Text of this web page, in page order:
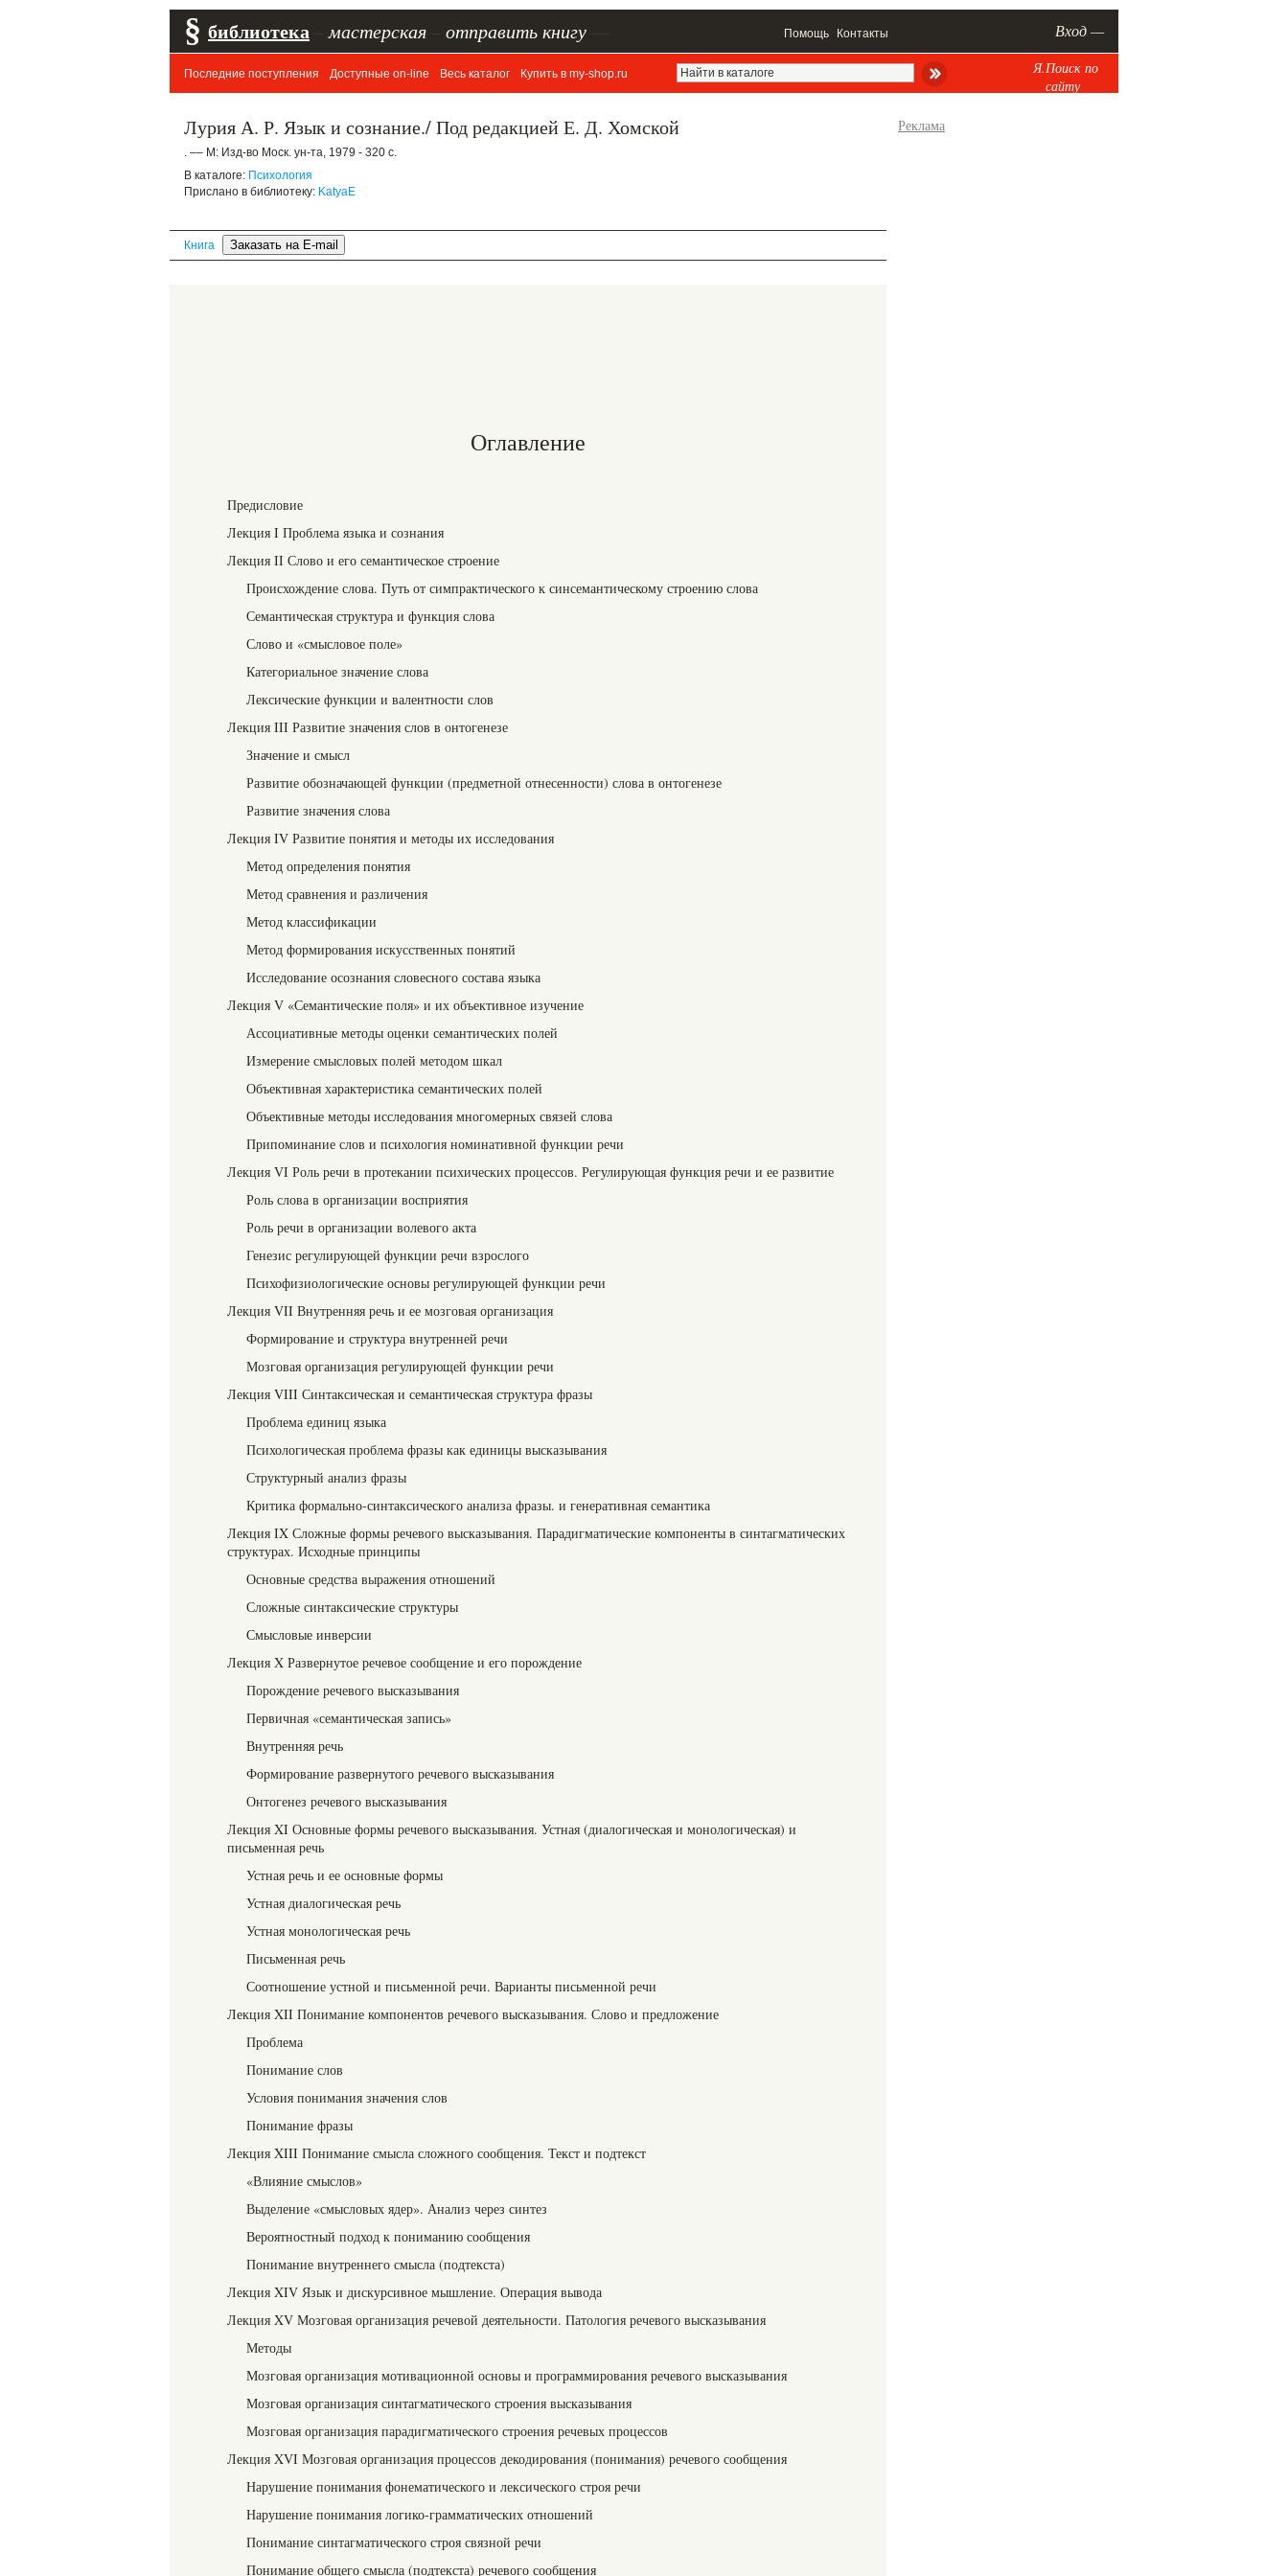
§ библиотека мастерская отправить книгу Помощь Контакты Вход —
Последние поступления Доступные on-line Весь каталог Купить в my-shop.ru
Я.Поиск по
сайту
Лурия А. Р. Язык и сознание./ Под редакцией Е. Д. Хомской
. –– М: Изд-во Моск. ун-та, 1979 - 320 с.
В каталоге: Психология
Прислано в библиотеку: KatyaE
Книга
Оглавление
Предисловие
Лекция I Проблема языка и сознания
Лекция II Слово и его семантическое строение
Происхождение слова. Путь от симпрактического к синсемантическому строению слова
Семантическая структура и функция слова
Слово и «смысловое поле»
Категориальное значение слова
Лексические функции и валентности слов
Лекция III Развитие значения слов в онтогенезе
Значение и смысл
Развитие обозначающей функции (предметной отнесенности) слова в онтогенезе
Развитие значения слова
Лекция IV Развитие понятия и методы их исследования
Метод определения понятия
Метод сравнения и различения
Метод классификации
Метод формирования искусственных понятий
Исследование осознания словесного состава языка
Лекция V «Семантические поля» и их объективное изучение
Ассоциативные методы оценки семантических полей
Измерение смысловых полей методом шкал
Объективная характеристика семантических полей
Объективные методы исследования многомерных связей слова
Припоминание слов и психология номинативной функции речи
Лекция VI Роль речи в протекании психических процессов. Регулирующая функция речи и ее развитие
Роль слова в организации восприятия
Роль речи в организации волевого акта
Генезис регулирующей функции речи взрослого
Психофизиологические основы регулирующей функции речи
Лекция VII Внутренняя речь и ее мозговая организация
Формирование и структура внутренней речи
Мозговая организация регулирующей функции речи
Лекция VIII Синтаксическая и семантическая структура фразы
Проблема единиц языка
Психологическая проблема фразы как единицы высказывания
Структурный анализ фразы
Критика формально-синтаксического анализа фразы. и генеративная семантика
Лекция IX Сложные формы речевого высказывания. Парадигматические компоненты в синтагматических
структурах. Исходные принципы
Основные средства выражения отношений
Сложные синтаксические структуры
Смысловые инверсии
Лекция X Развернутое речевое сообщение и его порождение
Порождение речевого высказывания
Первичная «семантическая запись»
Внутренняя речь
Формирование развернутого речевого высказывания
Онтогенез речевого высказывания
Лекция XI Основные формы речевого высказывания. Устная (диалогическая и монологическая) и
письменная речь
Устная речь и ее основные формы
Устная диалогическая речь
Устная монологическая речь
Письменная речь
Соотношение устной и письменной речи. Варианты письменной речи
Лекция XII Понимание компонентов речевого высказывания. Слово и предложение
Проблема
Понимание слов
Условия понимания значения слов
Понимание фразы
Лекция XIII Понимание смысла сложного сообщения. Текст и подтекст
«Влияние смыслов»
Выделение «смысловых ядер». Анализ через синтез
Вероятностный подход к пониманию сообщения
Понимание внутреннего смысла (подтекста)
Лекция XIV Язык и дискурсивное мышление. Операция вывода
Лекция XV Мозговая организация речевой деятельности. Патология речевого высказывания
Методы
Мозговая организация мотивационной основы и программирования речевого высказывания
Мозговая организация синтагматического строения высказывания
Мозговая организация парадигматического строения речевых процессов
Лекция XVI Мозговая организация процессов декодирования (понимания) речевого сообщения
Нарушение понимания фонематического и лексического строя речи
Нарушение понимания логико-грамматических отношений
Понимание синтагматического строя связной речи
Понимание общего смысла (подтекста) речевого сообщения
Реклама